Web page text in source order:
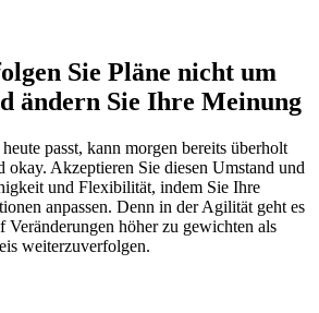
Sie Pläne nicht um
ändern Sie Ihre Meinung
passt, kann morgen bereits überholt
okay. Akzeptieren Sie diesen Umstand und
und Flexibilität, indem Sie Ihre
anpassen. Denn in der Agilität geht es
Veränderungen höher zu gewichten als
weiterzuverfolgen.